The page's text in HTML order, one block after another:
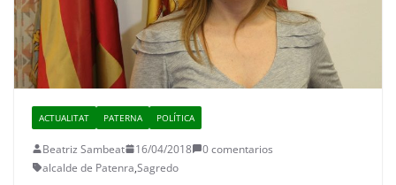
ACTUALITAT PATERNA POLÍTICA
Beatriz Sambeat 16/04/2018
0 comentarios
alcalde de Patenra,Sagredo